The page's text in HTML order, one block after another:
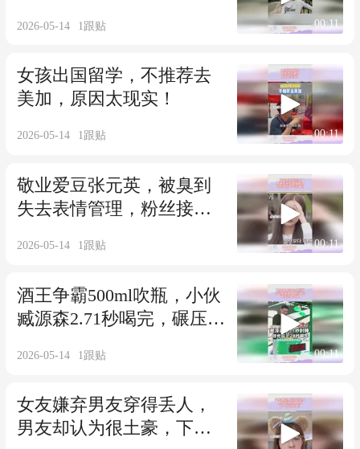
2026-05-14 1跟贴 00:11
女孩出国留学，不推荐去
美加，原因太现实！
2026-05-14 1跟贴 00:11
敬业爱豆张元英，被臭到
失去表情管理，粉丝接机
2026-05-14 1跟贴 00:11
酒王争霸500ml吹瓶，小伙
臧源森2.71秒喝完，碾压14
2026-05-14 1跟贴 00:11
女友嫌弃男友穿得丢人，
男友却认为很土豪，下一